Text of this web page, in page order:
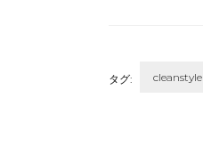
タグ: cleanstyle